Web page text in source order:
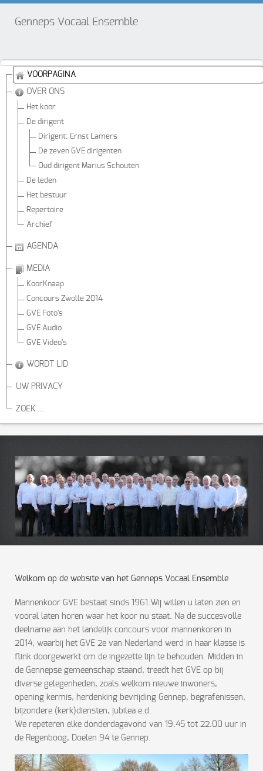
Genneps Vocaal Ensemble
VOORPAGINA
OVER ONS
Het koor
De dirigent
Dirigent: Ernst Lamers
De zeven GVE dirigenten
Oud dirigent Marius Schouten
De leden
Het bestuur
Repertoire
Archief
AGENDA
MEDIA
KoorKnaap
Concours Zwolle 2014
GVE Foto's
GVE Audio
GVE Video's
WORDT LID
UW PRIVACY
ZOEK ...
Welkom op de website van het Genneps Vocaal Ensemble
Mannenkoor GVE bestaat sinds 1961.Wij willen u laten zien en
vooral laten horen waar het koor nu staat. Na de succesvolle
deelname aan het landelijk concours voor mannenkoren in
2014, waarbij het GVE 2e van Nederland werd in haar klasse is
flink doorgewerkt om de ingezette lijn te behouden. Midden in
de Gennepse gemeenschap staand, treedt het GVE op bij
diverse gelegenheden, zoals welkom nieuwe inwoners,
opening kermis, herdenking bevrijding Gennep, begrafenissen,
bijzondere (kerk)diensten, jubilea e.d.
We repeteren elke donderdagavond van 19.45 tot 22.00 uur in
de Regenboog, Doelen 94 te Gennep.